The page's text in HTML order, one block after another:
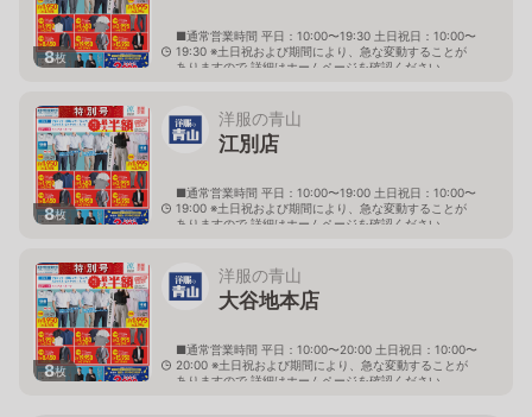
8枚
■通常営業時間 平日：10:00〜19:30 土日祝日：10:00〜
19:30 ※土日祝および期間により、急な変動することが
ありますので 詳細はホームページを確認ください
8枚
洋服の青山
江別店
■通常営業時間 平日：10:00〜19:00 土日祝日：10:00〜
19:00 ※土日祝および期間により、急な変動することが
ありますので 詳細はホームページを確認ください
8枚
洋服の青山
大谷地本店
■通常営業時間 平日：10:00〜20:00 土日祝日：10:00〜
20:00 ※土日祝および期間により、急な変動することが
ありますので 詳細はホームページを確認ください